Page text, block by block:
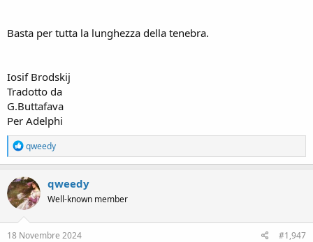
Basta per tutta la lunghezza della tenebra.
Iosif Brodskij
Tradotto da
G.Buttafava
Per Adelphi
R
e
a
c
t
i
o
n
s
qweedy
qweedy
Well-known member
18 Novembre 2024 #1,947